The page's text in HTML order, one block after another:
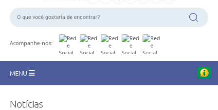
Acompanhe-nos:
MENU
CIDADE
Notícias